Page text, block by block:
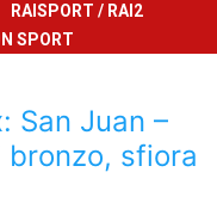
RAISPORT / RAI2
SPORT
San Juan –
sfiora